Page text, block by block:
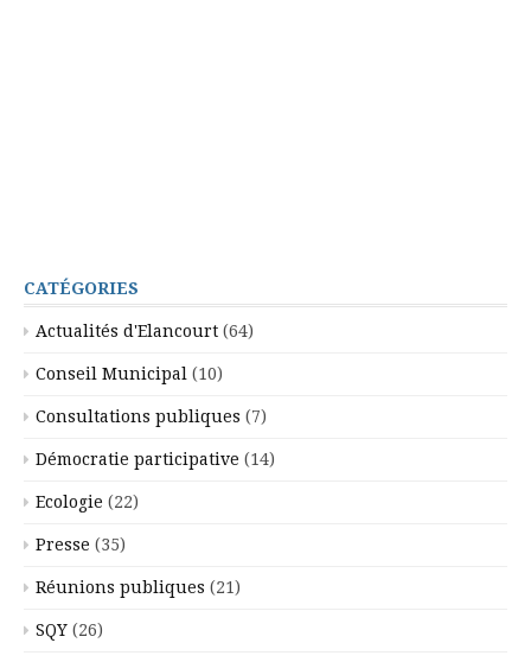
CATÉGORIES
Actualités d'Elancourt (64)
Conseil Municipal (10)
Consultations publiques (7)
Démocratie participative (14)
Ecologie (22)
Presse (35)
Réunions publiques (21)
SQY (26)